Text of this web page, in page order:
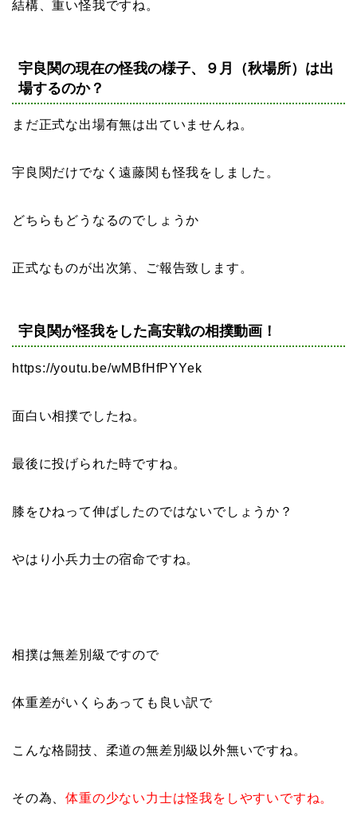
結構、重い怪我ですね。
宇良関の現在の怪我の様子、９月（秋場所）は出
場するのか？
まだ正式な出場有無は出ていませんね。
宇良関だけでなく遠藤関も怪我をしました。
どちらもどうなるのでしょうか
正式なものが出次第、ご報告致します。
宇良関が怪我をした高安戦の相撲動画！
https://youtu.be/wMBfHfPYYek
面白い相撲でしたね。
最後に投げられた時ですね。
膝をひねって伸ばしたのではないでしょうか？
やはり小兵力士の宿命ですね。
相撲は無差別級ですので
体重差がいくらあっても良い訳で
こんな格闘技、柔道の無差別級以外無いですね。
その為、体重の少ない力士は怪我をしやすいですね。